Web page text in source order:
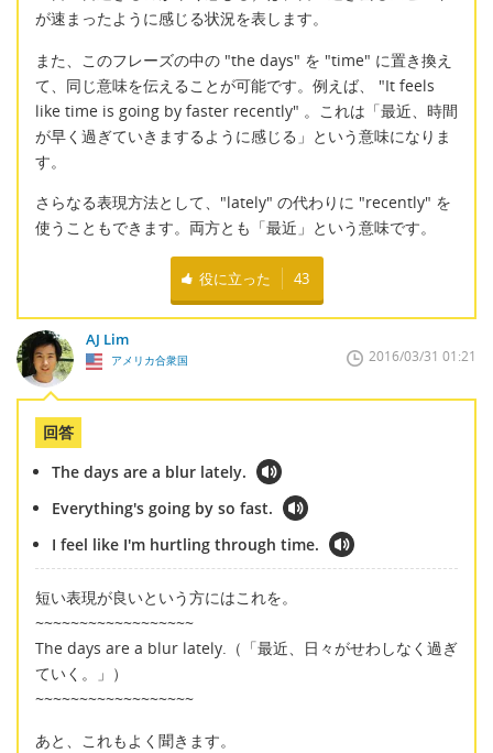
が速まったように感じる状況を表します。
また、このフレーズの中の "the days" を "time" に置き換え
て、同じ意味を伝えることが可能です。例えば、 "It feels
like time is going by faster recently" 。これは「最近、時間
が早く過ぎていきまするように感じる」という意味になりま
す。
さらなる表現方法として、"lately" の代わりに "recently" を
使うこともできます。両方とも「最近」という意味です。
役に立った 43
AJ Lim
アメリカ合衆国 2016/03/31 01:21
回答
The days are a blur lately.
Everything's going by so fast.
I feel like I'm hurtling through time.
短い表現が良いという方にはこれを。
~~~~~~~~~~~~~~~~~~
The days are a blur lately.（「最近、日々がせわしなく過ぎ
ていく。」）
~~~~~~~~~~~~~~~~~~
あと、これもよく聞きます。